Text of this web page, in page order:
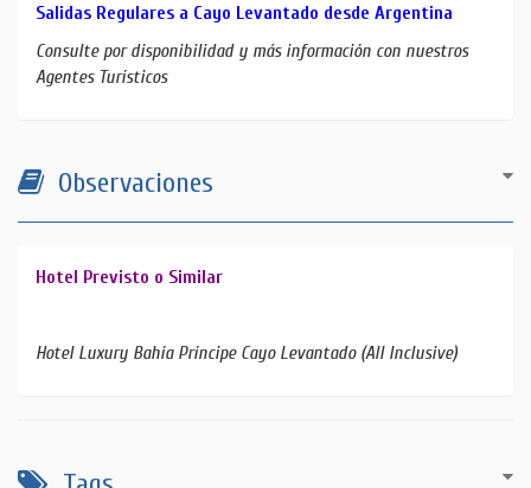
Salidas Regulares a Cayo Levantado desde Argentina
Consulte por disponibilidad y más información con nuestros
Agentes Turísticos
Observaciones
Hotel Previsto o Similar
Hotel Luxury Bahía Príncipe Cayo Levantado (All Inclusive)